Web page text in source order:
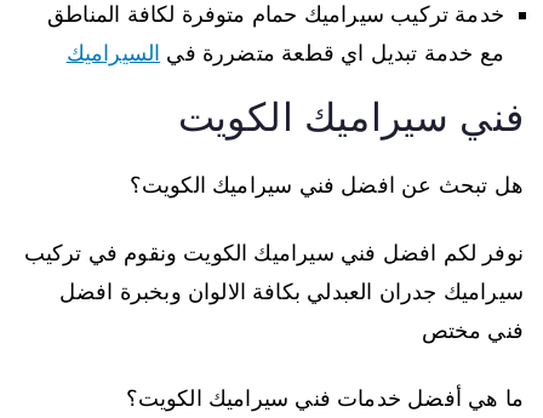
خدمة تركيب سيراميك حمام متوفرة لكافة المناطق
مع خدمة تبديل اي قطعة متضررة في السيراميك
فني سيراميك الكويت
هل تبحث عن افضل فني سيراميك الكويت؟
نوفر لكم افضل فني سيراميك الكويت ونقوم في تركيب
سيراميك جدران العبدلي بكافة الالوان وبخبرة افضل
فني مختص
ما هي أفضل خدمات فني سيراميك الكويت؟